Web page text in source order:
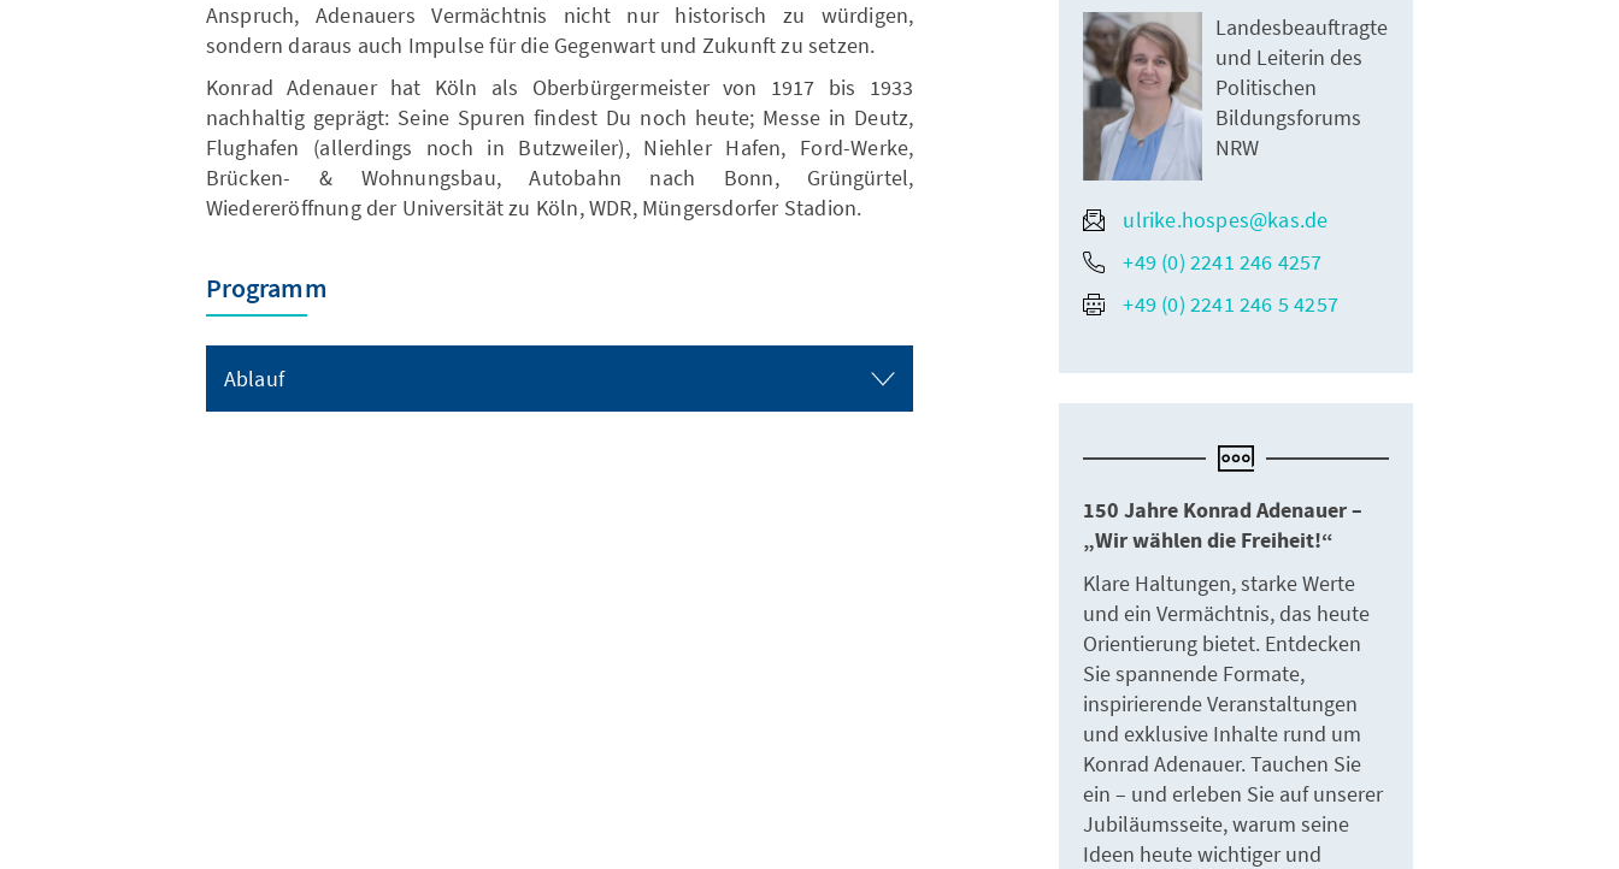
Anspruch, Adenauers Vermächtnis nicht nur historisch zu würdigen,
sondern daraus auch Impulse für die Gegenwart und Zukunft zu setzen.
Konrad Adenauer hat Köln als Oberbürgermeister von 1917 bis 1933
nachhaltig geprägt: Seine Spuren findest Du noch heute; Messe in Deutz,
Flughafen (allerdings noch in Butzweiler), Niehler Hafen, Ford-Werke,
Brücken- & Wohnungsbau, Autobahn nach Bonn, Grüngürtel,
Wiedereröffnung der Universität zu Köln, WDR, Müngersdorfer Stadion.
Programm
Ablauf
Landesbeauftragte
und Leiterin des
Politischen
Bildungsforums
NRW
ulrike.hospes@kas.de
+49 (0) 2241 246 4257
+49 (0) 2241 246 5 4257
150 Jahre Konrad Adenauer –
„Wir wählen die Freiheit!“
Klare Haltungen, starke Werte
und ein Vermächtnis, das heute
Orientierung bietet. Entdecken
Sie spannende Formate,
inspirierende Veranstaltungen
und exklusive Inhalte rund um
Konrad Adenauer. Tauchen Sie
ein – und erleben Sie auf unserer
Jubiläumsseite, warum seine
Ideen heute wichtiger und